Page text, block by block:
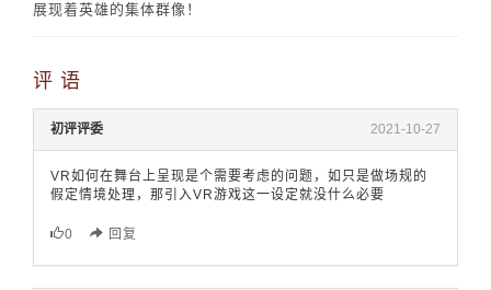
展现着英雄的集体群像！
评 语
初评评委 2021-10-27
VR如何在舞台上呈现是个需要考虑的问题，如只是做场规的
假定情境处理，那引入VR游戏这一设定就没什么必要
0 回复